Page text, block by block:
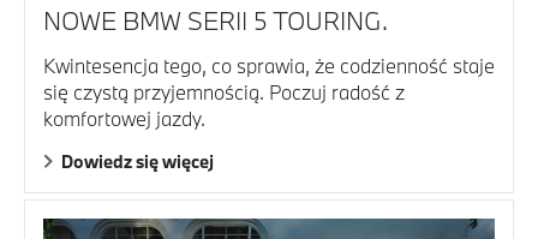
NOWE BMW SERII 5 TOURING.
Kwintesencja tego, co sprawia, że codzienność staje
się czystą przyjemnością. Poczuj radość z
komfortowej jazdy.
Dowiedz się więcej